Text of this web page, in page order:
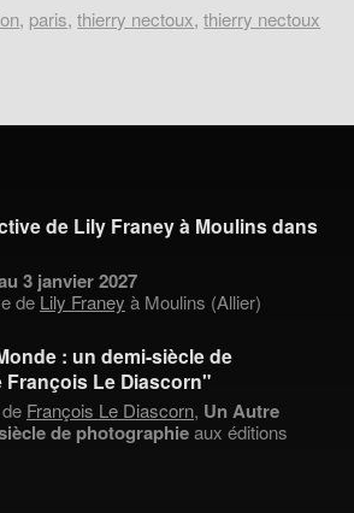
, paris,thierry nectoux,thierry nectoux
de Lily Franey à Moulins dans
3 janvier 2027
de Lily Franey à Moulins (Allier)
: un demi-siècle de
Le Diascorn"
François Le Diascorn, Un Autre
de photographieaux éditions